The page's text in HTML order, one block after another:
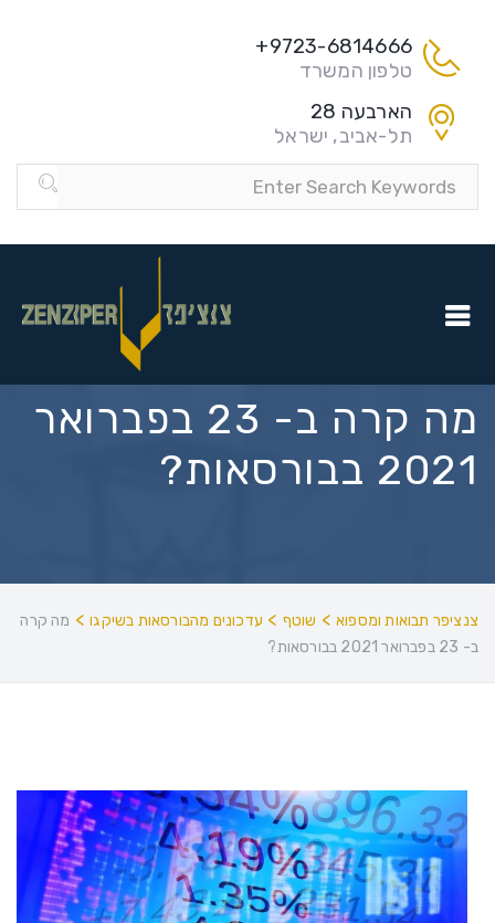
9723-6814666+
טלפון המשרד
הארבעה 28
תל-אביב, ישראל
מה קרה ב- 23 בפברואר
2021 בבורסאות?
צנציפר תבואות ומספוא > שוטף > עדכונים מהבורסאות בשיקגו> מה קרה
ב- 23 בפברואר 2021 בבורסאות?